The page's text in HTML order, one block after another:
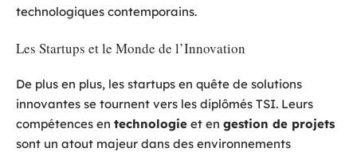
technologiques contemporains.
Les Startups et le Monde de l’Innovation
De plus en plus, les startups en quête de solutions
innovantes se tournent vers les diplômés TSI. Leurs
compétences en technologie et en gestion de projets
sont un atout majeur dans des environnements